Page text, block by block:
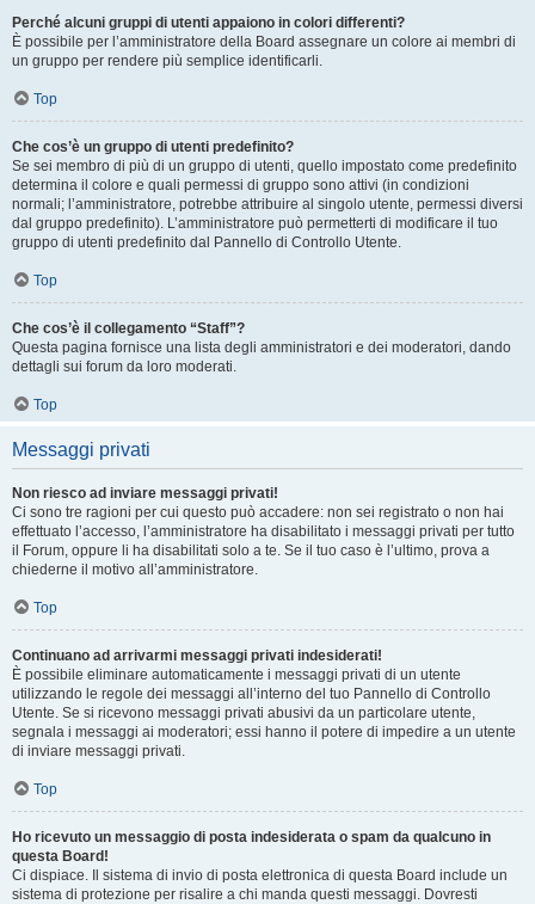
Perché alcuni gruppi di utenti appaiono in colori differenti?
È possibile per l’amministratore della Board assegnare un colore ai membri di
un gruppo per rendere più semplice identificarli.
Top
Che cos’è un gruppo di utenti predefinito?
Se sei membro di più di un gruppo di utenti, quello impostato come predefinito
determina il colore e quali permessi di gruppo sono attivi (in condizioni
normali; l’amministratore, potrebbe attribuire al singolo utente, permessi diversi
dal gruppo predefinito). L’amministratore può permetterti di modificare il tuo
gruppo di utenti predefinito dal Pannello di Controllo Utente.
Top
Che cos’è il collegamento “Staff”?
Questa pagina fornisce una lista degli amministratori e dei moderatori, dando
dettagli sui forum da loro moderati.
Top
Messaggi privati
Non riesco ad inviare messaggi privati!
Ci sono tre ragioni per cui questo può accadere: non sei registrato o non hai
effettuato l’accesso, l’amministratore ha disabilitato i messaggi privati per tutto
il Forum, oppure li ha disabilitati solo a te. Se il tuo caso è l’ultimo, prova a
chiederne il motivo all’amministratore.
Top
Continuano ad arrivarmi messaggi privati indesiderati!
È possibile eliminare automaticamente i messaggi privati ​​di un utente
utilizzando le regole dei messaggi all’interno del tuo Pannello di Controllo
Utente. Se si ricevono messaggi privati ​​abusivi da un particolare utente,
segnala i messaggi ai moderatori; essi hanno il potere di impedire a un utente
di inviare messaggi privati​​.
Top
Ho ricevuto un messaggio di posta indesiderata o spam da qualcuno in
questa Board!
Ci dispiace. Il sistema di invio di posta elettronica di questa Board include un
sistema di protezione per risalire a chi manda questi messaggi. Dovresti